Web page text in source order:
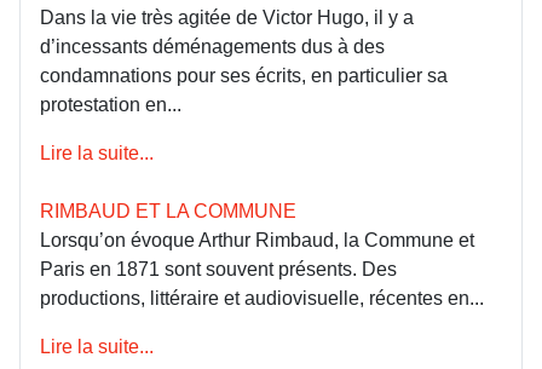
Dans la vie très agitée de Victor Hugo, il y a
d’incessants déménagements dus à des
condamnations pour ses écrits, en particulier sa
protestation en...
Lire la suite...
RIMBAUD ET LA COMMUNE
Lorsqu’on évoque Arthur Rimbaud, la Commune et
Paris en 1871 sont souvent présents. Des
productions, littéraire et audiovisuelle, récentes en...
Lire la suite...